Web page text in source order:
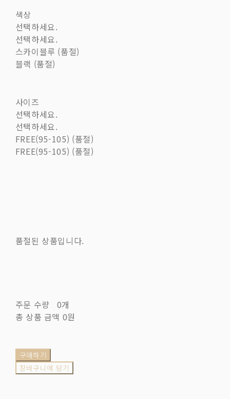
색상
선택하세요.
선택하세요.
스카이블루 (품절)
블랙 (품절)
사이즈
선택하세요.
선택하세요.
FREE(95-105) (품절)
FREE(95-105) (품절)
품절된 상품입니다.
주문 수량
0개
총 상품 금액 0원
구매하기
장바구니에 담기